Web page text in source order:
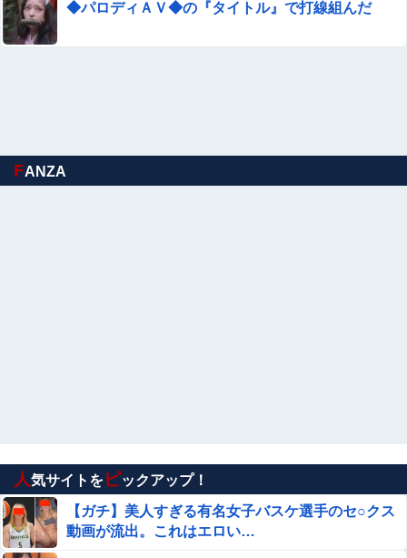
◆パロディＡＶ◆の『タイトル』で打線組んだ
FANZA
人気サイトをピックアップ！
【ガチ】美人すぎる有名女子バスケ選手のセ○クス
動画が流出。これはエロい…